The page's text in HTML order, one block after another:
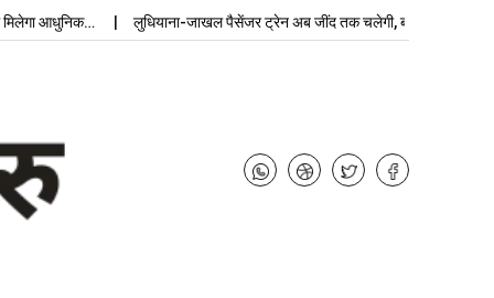
आधुनिक… लुधियाना-जाखल पैसेंजर ट्रेन अब जींद तक चलेगी, बढ़ेगी…